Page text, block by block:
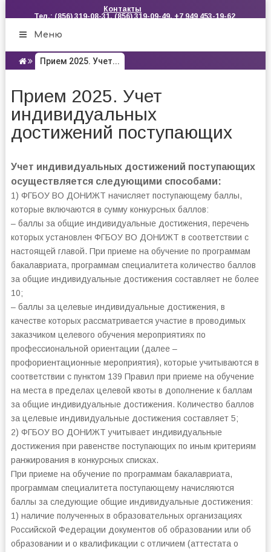
Контакты
Тел.: (856) 319-08-31, (856) 319-09-49, +7 949 453-19-62
Меню
Прием 2025. Учет...
Прием 2025. Учет
индивидуальных
достижений поступающих
Учет индивидуальных достижений поступающих
осуществляется следующими способами:
1) ФГБОУ ВО ДОНИЖТ начисляет поступающему баллы,
которые включаются в сумму конкурсных баллов:
– баллы за общие индивидуальные достижения, перечень
которых установлен ФГБОУ ВО ДОНИЖТ в соответствии с
настоящей главой. При приеме на обучение по программам
бакалавриата, программам специалитета количество баллов
за общие индивидуальные достижения составляет не более
10;
– баллы за целевые индивидуальные достижения, в
качестве которых рассматривается участие в проводимых
заказчиком целевого обучения мероприятиях по
профессиональной ориентации (далее –
профориентационные мероприятия), которые учитываются в
соответствии с пунктом 139 Правил при приеме на обучение
на места в пределах целевой квоты в дополнение к баллам
за общие индивидуальные достижения. Количество баллов
за целевые индивидуальные достижения составляет 5;
2) ФГБОУ ВО ДОНИЖТ учитывает индивидуальные
достижения при равенстве поступающих по иным критериям
ранжирования в конкурсных списках.
При приеме на обучение по программам бакалавриата,
программам специалитета поступающему начисляются
баллы за следующие общие индивидуальные достижения:
1) наличие полученных в образовательных организациях
Российской Федерации документов об образовании или об
образовании и о квалификации с отличием (аттестата о